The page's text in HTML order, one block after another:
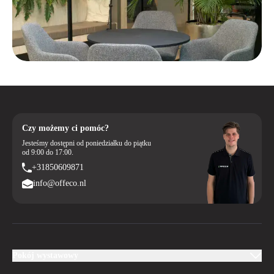
Czy możemy ci pomóc?
Jesteśmy dostępni od poniedziałku do piątku
od 9:00 do 17:00.
+31850609871
info@offeco.nl